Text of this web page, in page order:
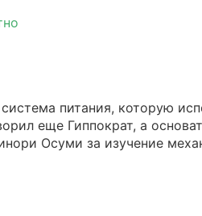
питания, которую
еще Гиппократ, а
Осуми за изучение